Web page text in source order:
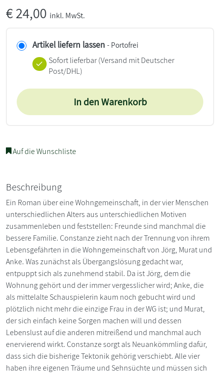
€24,00 inkl. MwSt.
Artikel liefern lassen - Portofrei
Sofort lieferbar(Versand mit Deutscher
Post/DHL)
In den Warenkorb
Auf die Wunschliste
Beschreibung
Ein Roman über eine Wohngemeinschaft, in der vier Menschen
unterschiedlichen Alters aus unterschiedlichen Motiven
zusammenleben und feststellen: Freunde sind manchmal die
bessere Familie. Constanze zieht nach der Trennung von ihrem
Lebensgefährten in die Wohngemeinschaft von Jörg, Murat und
Anke. Was zunächst als Übergangslösung gedacht war,
entpuppt sich als zunehmend stabil. Da ist Jörg, dem die
Wohnung gehört und der immer vergesslicher wird; Anke, die
als mittelalte Schauspielerin kaum noch gebucht wird und
plötzlich nicht mehr die einzige Frau in der WG ist; und Murat,
der sich einfach keine Sorgen machen will und dessen
Lebenslust auf die anderen mitreißend und manchmal auch
enervierend wirkt. Constanze sorgt als Neuankömmling dafür,
dass sich die bisherige Tektonik gehörig verschiebt. Alle vier
haben ihre eigenen Träume und Sehnsüchte und müssen sich